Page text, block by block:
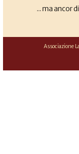
... ma ancor
Associazione